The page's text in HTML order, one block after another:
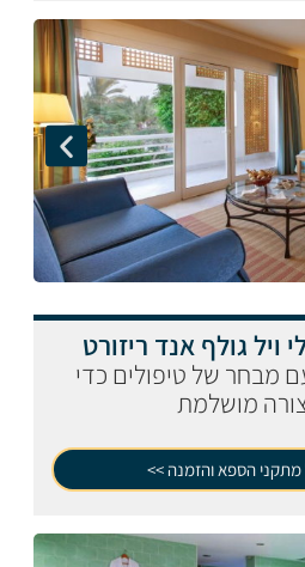
גולף אנד ריזורט
מבחר של טיפולים כדי
מושלמת
מתקני הספא והזמנה >>